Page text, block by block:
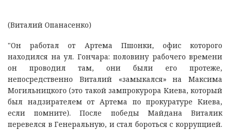
(Виталий Опанасенко)
"Он работал от Артема Пшонки, офис которого
находился на ул. Гончара: половину рабочего времени
он проводил там, они были его протеже,
непосредственно Виталий «замыкался» на Максима
Могильницкого (это такой зампрокурора Киева, который
был надзирателем от Артема по прокуратуре Киева,
если помните). После победы Майдана Виталик
перевелся в Генеральную, и стал бороться с коррупцией.